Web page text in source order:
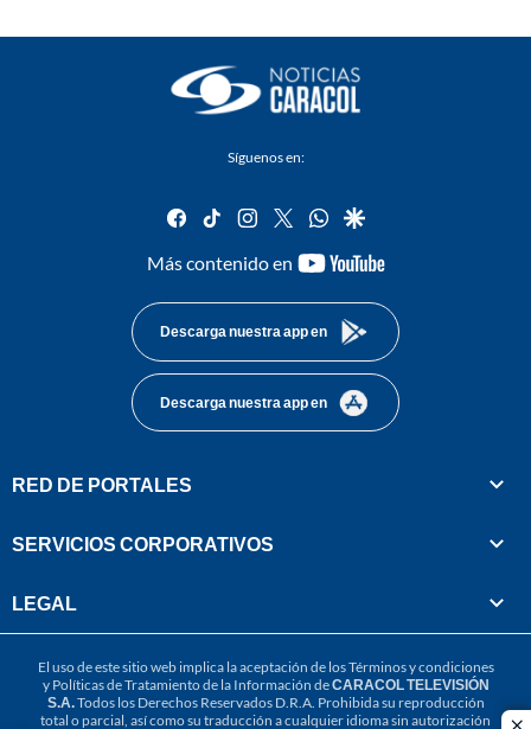
Síguenos en:
facebook
tiktok instagram
twitterwhatsapp
google
Más contenido en
youtube-
Descarga nuestra app en
Descarga nuestra app en
RED DE PORTALES
SERVICIOS CORPORATIVOS
LEGAL
El uso de este sitio web implica la aceptación de losTérminos y condiciones
y Políticas de Tratamiento de la Información deCARACOL TELEVISIÓN
S.A.Todos los Derechos Reservados D.R.A. Prohibida su reproducción
total o parcial, así como su traducción a cualquier idioma sin autorización